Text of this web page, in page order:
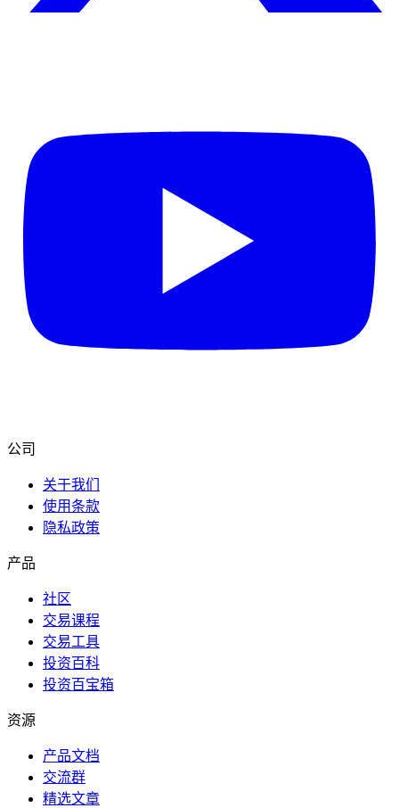
公司
关于我们
使用条款
隐私政策
产品
社区
交易课程
交易工具
投资百科
投资百宝箱
资源
产品文档
交流群
精选文章